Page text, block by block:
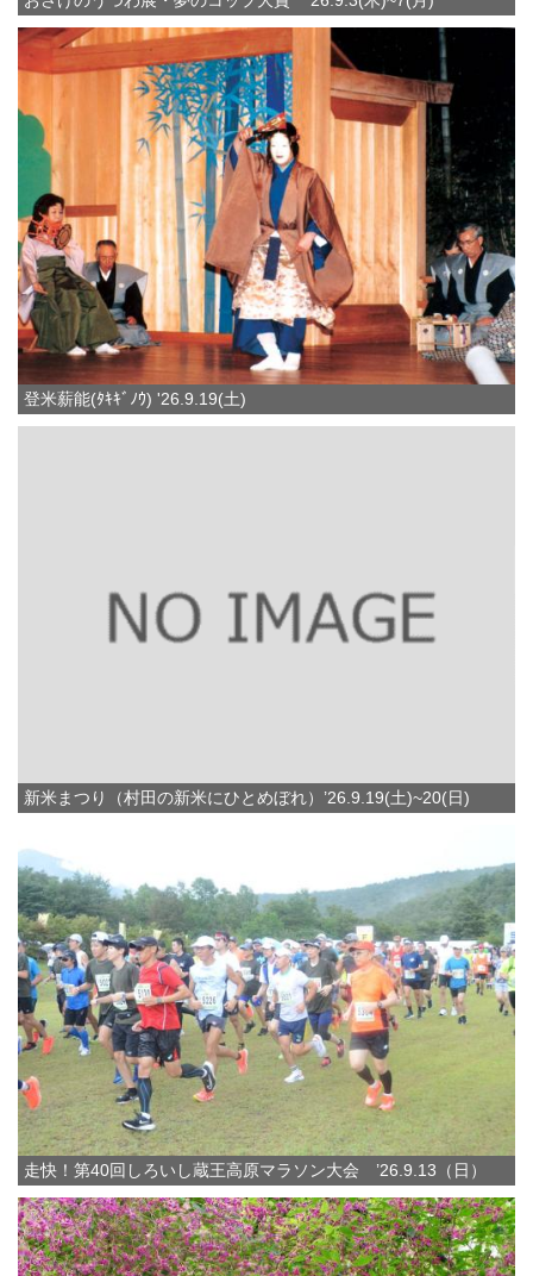
登米薪能(ﾀｷｷﾞﾉｳ) '26.9.19(土)
新米まつり（村田の新米にひとめぼれ）’26.9.19(土)~20(日)
走快！第40回しろいし蔵王高原マラソン大会 ’26.9.13（日）